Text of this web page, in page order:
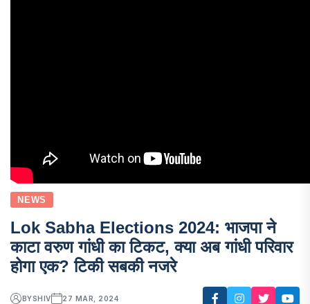
NEWS
Lok Sabha Elections 2024: भाजपा ने
काटा वरुण गांधी का टिकट, क्या अब गांधी परिवार
होगा एक? टिकी सबकी नजरे
BYSHIV 27 MAR, 2024